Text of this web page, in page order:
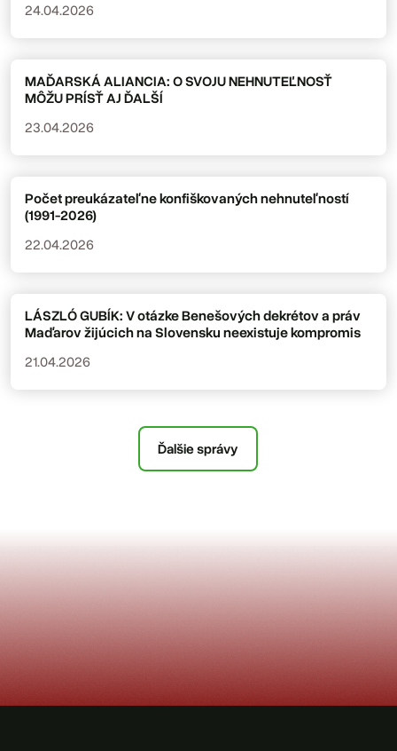
24.04.2026
MAĎARSKÁ ALIANCIA: O SVOJU NEHNUTEĽNOSŤ
MÔŽU PRÍSŤ AJ ĎALŠÍ
23.04.2026
Počet preukázateľne konfiškovaných nehnuteľností
(1991-2026)
22.04.2026
LÁSZLÓ GUBÍK: V otázke Benešových dekrétov a práv
Maďarov žijúcich na Slovensku neexistuje kompromis
21.04.2026
Ďalšie správy